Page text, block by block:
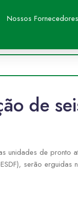
Nossos Fornecedores
de
de pronto
serão